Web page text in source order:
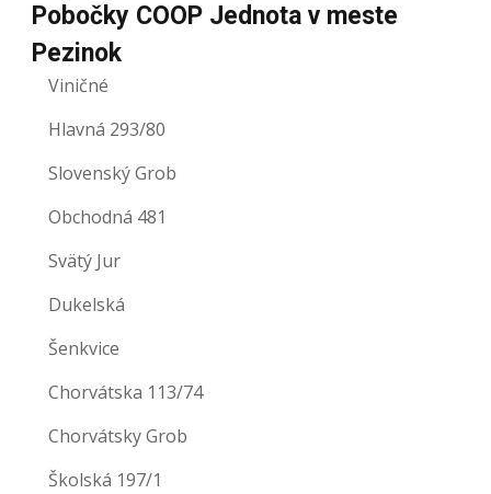
Pobočky COOP Jednota v meste
Pezinok
Viničné
Hlavná 293/80
Slovenský Grob
Obchodná 481
Svätý Jur
Dukelská
Šenkvice
Chorvátska 113/74
Chorvátsky Grob
Školská 197/1